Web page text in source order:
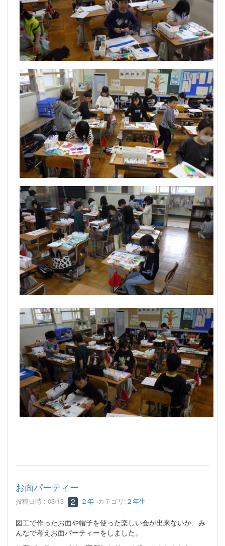
お面パーティー
投稿日時 : 03/13 ２年 カテゴリ: ２年生
図工で作ったお面や帽子を使った楽しい会が出来ないか、み
んなで考えお面パーティーをしました。